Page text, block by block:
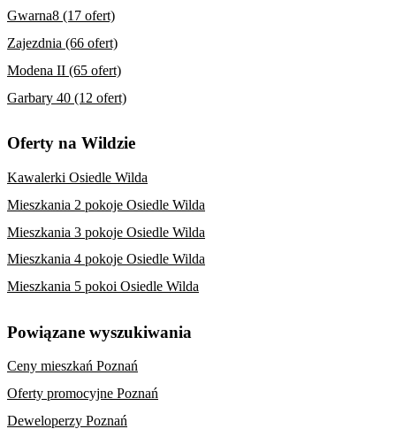
Gwarna8 (17 ofert)
Zajezdnia (66 ofert)
Modena II (65 ofert)
Garbary 40 (12 ofert)
Oferty na Wildzie
Kawalerki Osiedle Wilda
Mieszkania 2 pokoje Osiedle Wilda
Mieszkania 3 pokoje Osiedle Wilda
Mieszkania 4 pokoje Osiedle Wilda
Mieszkania 5 pokoi Osiedle Wilda
Powiązane wyszukiwania
Ceny mieszkań Poznań
Oferty promocyjne Poznań
Deweloperzy Poznań